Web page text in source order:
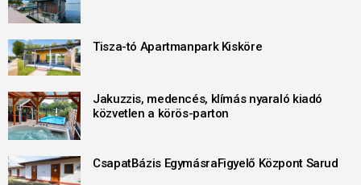
Tisza-tó Apartmanpark Kisköre
Jakuzzis, medencés, klímás nyaraló kiadó
közvetlen a körös-parton
CsapatBázis EgymásraFigyelő Központ Sarud